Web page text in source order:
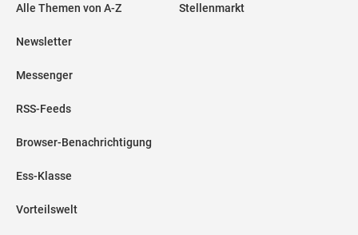
Alle Themen von A-Z
Newsletter
Messenger
RSS-Feeds
Browser-Benachrichtigung
Ess-Klasse
Vorteilswelt
Stellenmarkt